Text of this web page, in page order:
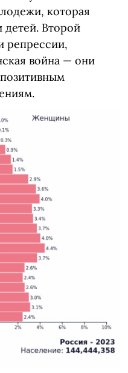
которая
детей. Второй
репрессии,
война — они